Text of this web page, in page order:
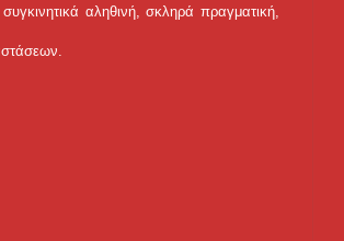
αληθινή, σκληρά πραγματική,